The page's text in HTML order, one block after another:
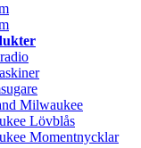
Milwaukee
Lövblås
Momentnycklar